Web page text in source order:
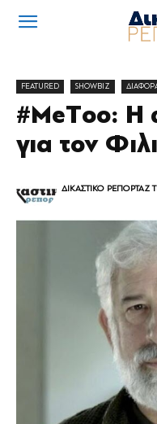
FEATURED SHOWBIZ
#ΜeΤoo: Η
για τον
ΔΙΚΑΣΤΙΚΟ ΡΕΠΟΡΤΑΖ